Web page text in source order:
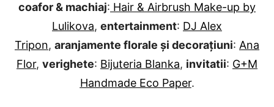
coafor & machiaj: Hair & Airbrush Make-up by
Lulikova, entertainment: DJ Alex
Tripon, aranjamente florale și decorațiuni: Ana
Flor, verighete: Bijuteria Blanka, invitatii: G+M
Handmade Eco Paper.